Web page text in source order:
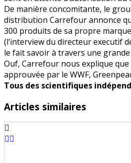
De manière concomitante, le
distribution Carrefour annonce
300 produits de sa propre
(l’interview du directeur executif
le fait savoir à travers une
Ouf, Carrefour nous explique
approuvée par le WWF,
Tous des scientifiques
Articles similaires